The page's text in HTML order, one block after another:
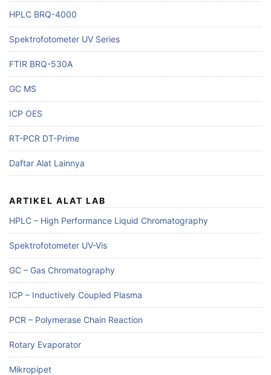
HPLC BRQ-4000
Spektrofotometer UV Series
FTIR BRQ-530A
GC MS
ICP OES
RT-PCR DT-Prime
Daftar Alat Lainnya
ARTIKEL ALAT LAB
HPLC – High Performance Liquid Chromatography
Spektrofotometer UV-Vis
GC – Gas Chromatography
ICP – Inductively Coupled Plasma
PCR – Polymerase Chain Reaction
Rotary Evaporator
Mikropipet